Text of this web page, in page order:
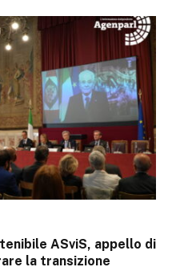
ASviS, appello di
la transizione